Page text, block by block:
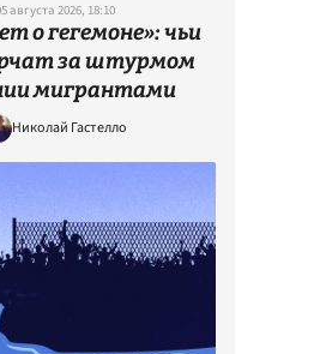
августа 2026, 18:10
о гегемоне»: чьи
за штурмом
мигрантами
Николай Гастелло